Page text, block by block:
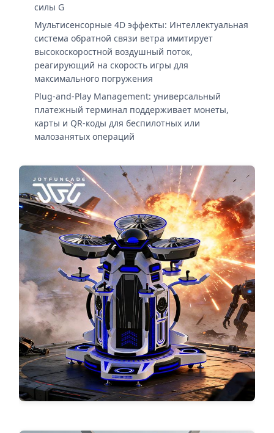
силы G
Мультисенсорные 4D эффекты: Интеллектуальная
система обратной связи ветра имитирует
высокоскоростной воздушный поток,
реагирующий на скорость игры для
максимального погружения
Plug-and-Play Management: универсальный
платежный терминал поддерживает монеты,
карты и QR-коды для беспилотных или
малозанятых операций